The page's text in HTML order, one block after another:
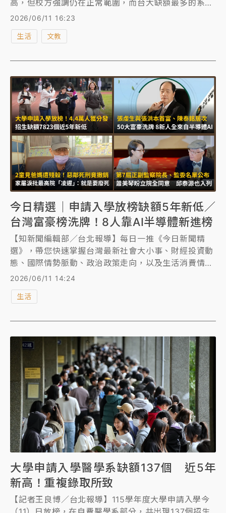
高，但校方強調仍在正常範圍，而台大缺額最多的系是
政治系，因考生可同時報考該系不同組別，故產生重複
為較不熱門的哲學系、人類學系，今天申請入學均滿
2026/06/11 16:23
生活 文教
今日精選｜申請入學放榜缺額5年新低／
台灣富豪榜洗牌！8人靠AI半導體新進榜
【知新聞編輯部／台北報導】每日一推《今日新聞精
選》，帶您快速掌握台灣最新社會大小事、財經投資動
態、國際情勢脈動、政治政策走向，以及生活消費情
報，幫助讀者全面了解正在發生的焦點新聞。
2026/06/11 14:24
生活
大學申請入學醫學系缺額137個 近5年
新高！重複錄取所致
【記者王良博／台北報導】115學年度大學申請入學今